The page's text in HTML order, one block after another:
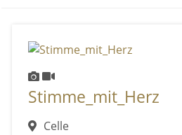
Stimme_mit_Herz
Celle